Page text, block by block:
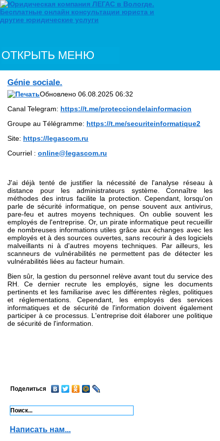
ОТКРЫТЬ МЕНЮ
Génie sociale.
Обновлено 06.08.2025 06:32
Canal Telegram: https://t.me/protecciondelainformacion
Groupe au Télégramme: https://t.me/securiteinformatique2
Site: https://legascom.ru
Courriel : online@legascom.ru
J'ai déjà tenté de justifier la nécessité de l'analyse réseau à
distance pour les administrateurs système. Connaître les
méthodes des intrus facilite la protection. Cependant, lorsqu'on
parle de sécurité informatique, on pense souvent aux antivirus,
pare-feu et autres moyens techniques. On oublie souvent les
employés de l'entreprise. Or, un pirate informatique peut recueillir
de nombreuses informations utiles grâce aux échanges avec les
employés et à des sources ouvertes, sans recourir à des logiciels
malveillants ni à d'autres moyens techniques. Par ailleurs, les
scanneurs de vulnérabilités ne permettent pas de détecter les
vulnérabilités liées au facteur humain.
Bien sûr, la gestion du personnel relève avant tout du service des
RH. Ce dernier recrute les employés, signe les documents
pertinents et les familiarise avec les différentes règles, politiques
et réglementations. Cependant, les employés des services
informatiques et de sécurité de l'information doivent également
participer à ce processus. L'entreprise doit élaborer une politique
de sécurité de l'information.
Поделиться
Написать нам...